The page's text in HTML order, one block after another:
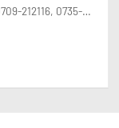
0736-745424, 0709-212116, 0735-728060